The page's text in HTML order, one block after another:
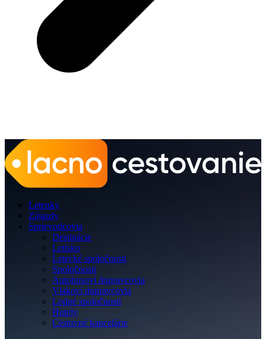
Letenky
Zájazdy
Sprievodcovia
Destinácie
Letisko
Letecké spoločnosti
Spoločnosti
Autobusoví dopravcovia
Vlakoví dopravcovia
Lodné spoločnosti
Hotely
Cestovné kancelárie